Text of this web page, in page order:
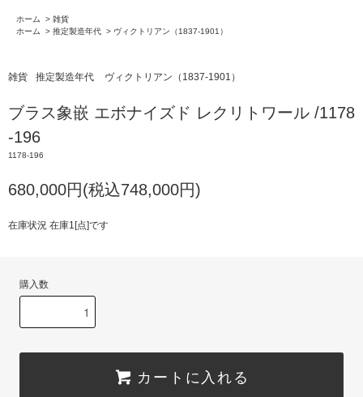
ホーム > 雑貨
ホーム
> 推定製造年代 > ヴィクトリアン（1837-1901）
雑貨 推定製造年代 ヴィクトリアン（1837-1901）
ブラス象嵌 エボナイズド レクリトワール /1178
-196
1178-196
680,000円(税込748,000円)
在庫状況 在庫1[点]です
購入数
カートに入れる